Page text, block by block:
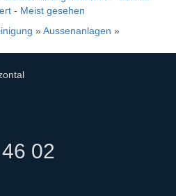
- Meist gesehen
» Aussenanlagen »
02